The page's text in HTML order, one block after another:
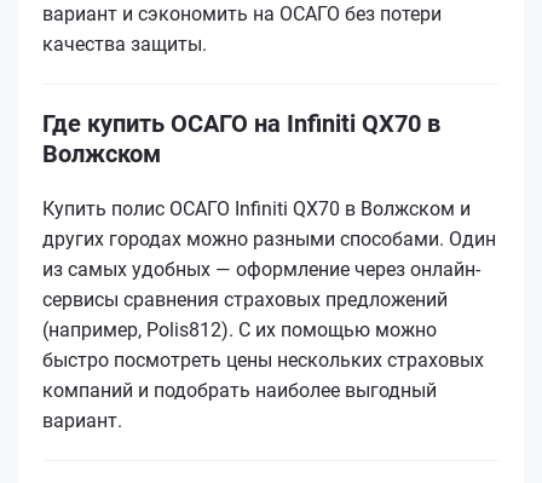
вариант и сэкономить на ОСАГО без потери
качества защиты.
Где купить ОСАГО на Infiniti QX70 в
Волжском
Купить полис ОСАГО Infiniti QX70 в Волжском и
других городах можно разными способами. Один
из самых удобных — оформление через онлайн-
сервисы сравнения страховых предложений
(например, Polis812). С их помощью можно
быстро посмотреть цены нескольких страховых
компаний и подобрать наиболее выгодный
вариант.